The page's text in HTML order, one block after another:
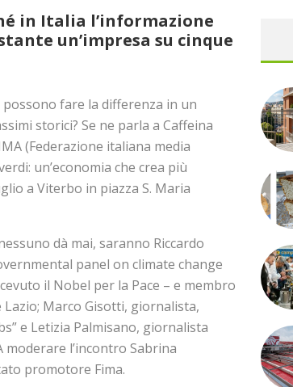
in Italia l’informazione
un’impresa su cinque
fare la differenza in un
storici? Se ne parla a Caffeina
(Federazione italiana media
un’economia che crea più
a Viterbo in piazza S. Maria
dà mai, saranno Riccardo
panel on climate change
il Nobel per la Pace – e membro
Marco Gisotti, giornalista,
e Letizia Palmisano, giornalista
l’incontro Sabrina
promotore Fima.